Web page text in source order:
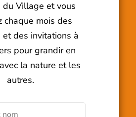
du Village et vous
chaque mois des
et des invitations à
pour grandir en
la nature et les
autres.